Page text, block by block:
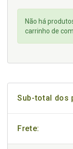
Não há
carrinho de
Sub-total dos
Frete: